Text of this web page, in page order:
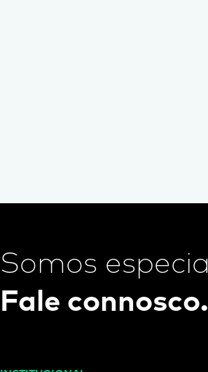
Somos
Fale connosco.